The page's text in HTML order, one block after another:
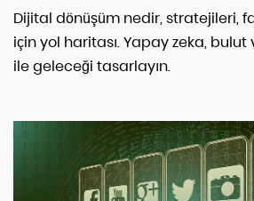
Dijital dönüşüm nedir, stratejileri,
için yol haritası. Yapay zeka,
ile geleceği tasarlayın.